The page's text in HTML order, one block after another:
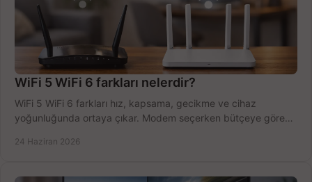
WiFi 5 WiFi 6 farkları nelerdir?
WiFi 5 WiFi 6 farkları hız, kapsama, gecikme ve cihaz
yoğunluğunda ortaya çıkar. Modem seçerken bütçeye göre
24 Haziran 2026